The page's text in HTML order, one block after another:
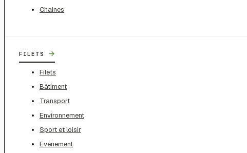
Chaines
FILETS →
Filets
Bâtiment
Transport
Environnement
Sport et loisir
Evénement